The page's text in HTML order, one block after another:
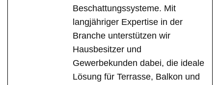
Beschattungssysteme. Mit
langjähriger Expertise in der
Branche unterstützen wir
Hausbesitzer und
Gewerbekunden dabei, die ideale
Lösung für Terrasse, Balkon und